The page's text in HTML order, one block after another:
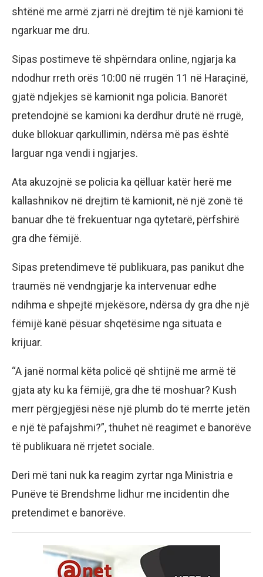
shtënë me armë zjarri në drejtim të një kamioni të
ngarkuar me dru.
Sipas postimeve të shpërndara online, ngjarja ka
ndodhur rreth orës 10:00 në rrugën 11 në Haraçinë,
gjatë ndjekjes së kamionit nga policia. Banorët
pretendojnë se kamioni ka derdhur drutë në rrugë,
duke bllokuar qarkullimin, ndërsa më pas është
larguar nga vendi i ngjarjes.
Ata akuzojnë se policia ka qëlluar katër herë me
kallashnikov në drejtim të kamionit, në një zonë të
banuar dhe të frekuentuar nga qytetarë, përfshirë
gra dhe fëmijë.
Sipas pretendimeve të publikuara, pas panikut dhe
traumës në vendngjarje ka intervenuar edhe
ndihma e shpejtë mjekësore, ndërsa dy gra dhe një
fëmijë kanë pësuar shqetësime nga situata e
krijuar.
“A janë normal këta policë që shtijnë me armë të
gjata aty ku ka fëmijë, gra dhe të moshuar? Kush
merr përgjegjësi nëse një plumb do të merrte jetën
e një të pafajshmi?”, thuhet në reagimet e banorëve
të publikuara në rrjetet sociale.
Deri më tani nuk ka reagim zyrtar nga Ministria e
Punëve të Brendshme lidhur me incidentin dhe
pretendimet e banorëve.